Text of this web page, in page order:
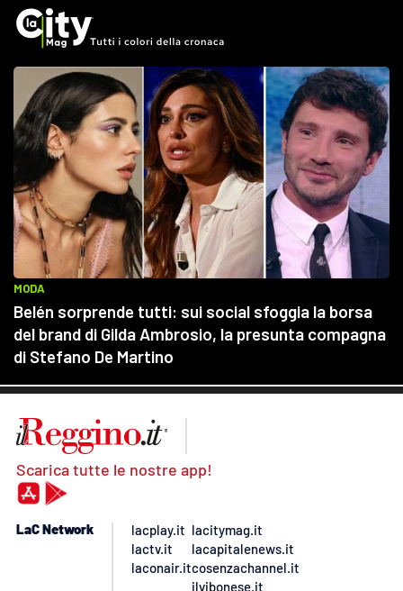
Scarica tutte le nostre app!
LaC Network
lacplay.it
lactv.it
laconair.it
lacitymag.it
lacapitalenews.it
cosenzachannel.it
ilvibonese.it